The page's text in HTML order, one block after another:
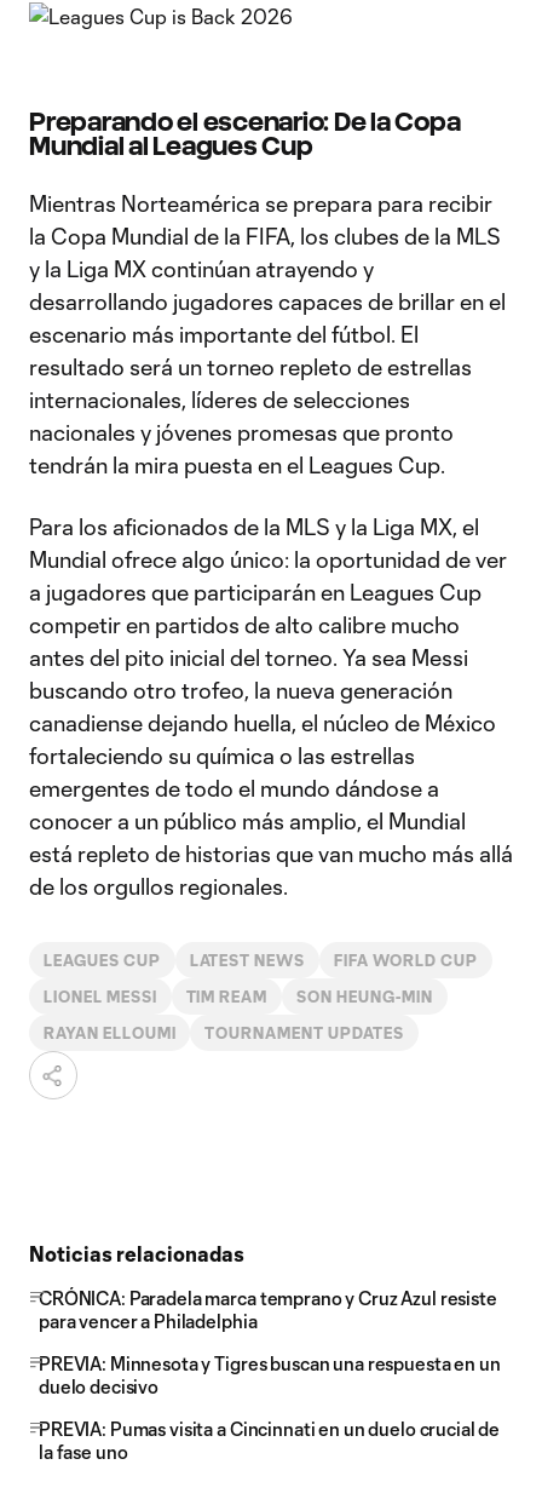
Preparando el escenario: De la Copa
Mundial al Leagues Cup
Mientras Norteamérica se prepara para recibir
la Copa Mundial de la FIFA, los clubes de la MLS
y la Liga MX continúan atrayendo y
desarrollando jugadores capaces de brillar en el
escenario más importante del fútbol. El
resultado será un torneo repleto de estrellas
internacionales, líderes de selecciones
nacionales y jóvenes promesas que pronto
tendrán la mira puesta en el Leagues Cup.
Para los aficionados de la MLS y la Liga MX, el
Mundial ofrece algo único: la oportunidad de ver
a jugadores que participarán en Leagues Cup
competir en partidos de alto calibre mucho
antes del pito inicial del torneo. Ya sea Messi
buscando otro trofeo, la nueva generación
canadiense dejando huella, el núcleo de México
fortaleciendo su química o las estrellas
emergentes de todo el mundo dándose a
conocer a un público más amplio, el Mundial
está repleto de historias que van mucho más allá
de los orgullos regionales.
LEAGUES CUP LATEST NEWS FIFA WORLD CUP
LIONEL MESSI TIM REAM SON HEUNG-MIN
RAYAN ELLOUMI TOURNAMENT UPDATES
Noticias relacionadas
CRÓNICA: Paradela marca temprano y Cruz Azul resiste
para vencer a Philadelphia
PREVIA: Minnesota y Tigres buscan una respuesta en un
duelo decisivo
PREVIA: Pumas visita a Cincinnati en un duelo crucial de
la fase uno